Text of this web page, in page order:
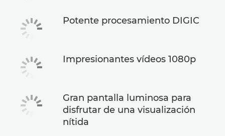
Potente procesamiento DIGIC
Impresionantes vídeos 1080p
Gran pantalla luminosa para
disfrutar de una visualización
nítida